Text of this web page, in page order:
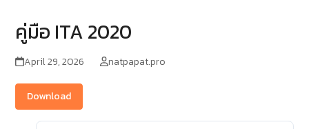
คู่มือ ITA 2020
April 29, 2026 natpapat.pro
Download